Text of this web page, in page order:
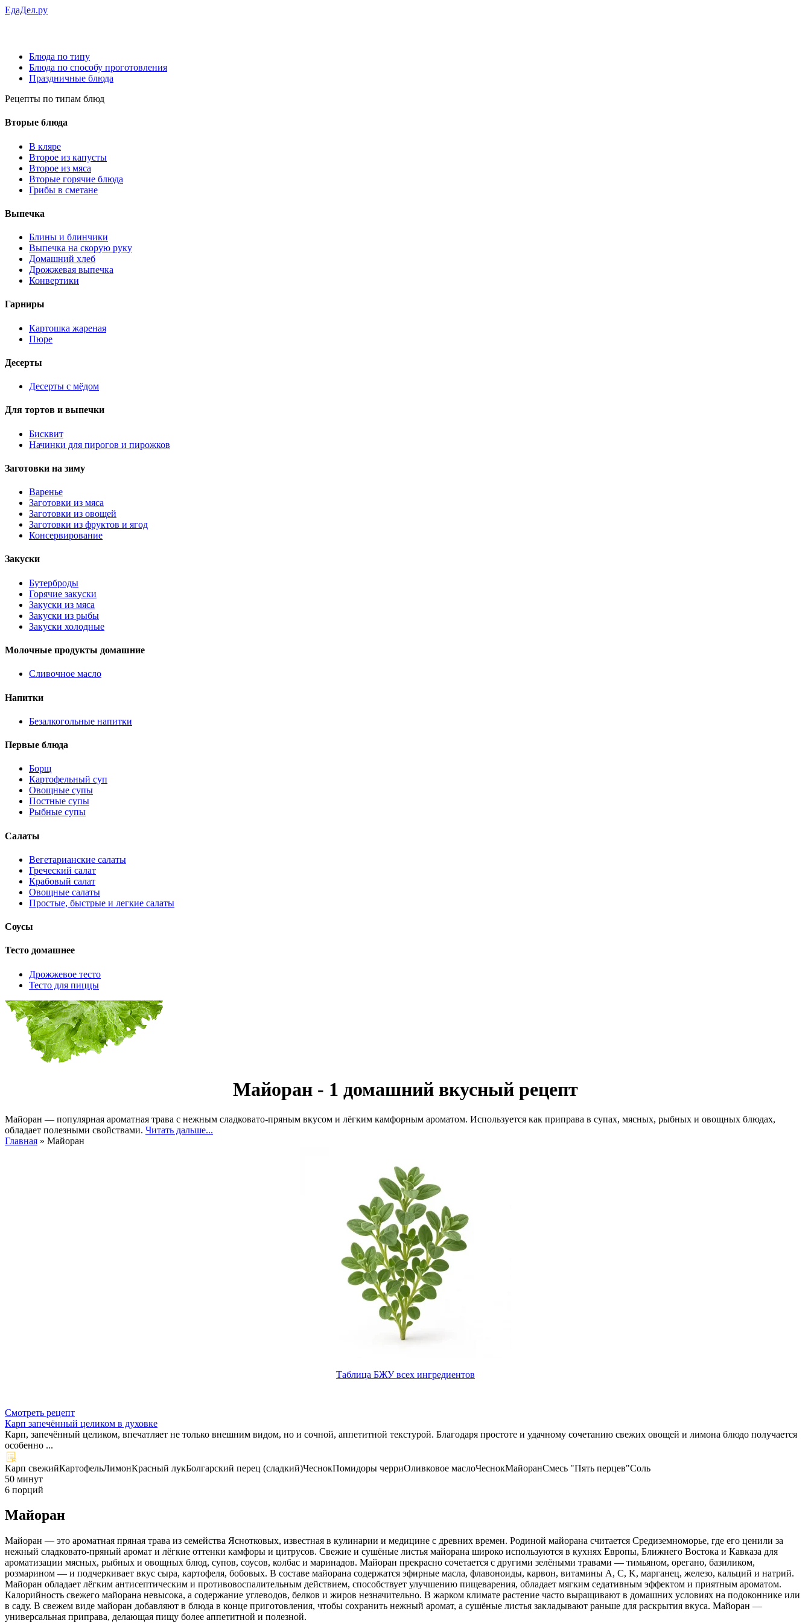
ЕдаДел.ру
Блюда по типу
Блюда по способу проготовления
Праздничные блюда
Рецепты по типам блюд
Вторые блюда
В кляре
Второе из капусты
Второе из мяса
Вторые горячие блюда
Грибы в сметане
Выпечка
Блины и блинчики
Выпечка на скорую руку
Домашний хлеб
Дрожжевая выпечка
Конвертики
Гарниры
Картошка жареная
Пюре
Десерты
Десерты с мёдом
Для тортов и выпечки
Бисквит
Начинки для пирогов и пирожков
Заготовки на зиму
Варенье
Заготовки из мяса
Заготовки из овощей
Заготовки из фруктов и ягод
Консервирование
Закуски
Бутерброды
Горячие закуски
Закуски из мяса
Закуски из рыбы
Закуски холодные
Молочные продукты домашние
Сливочное масло
Напитки
Безалкогольные напитки
Первые блюда
Борщ
Картофельный суп
Овощные супы
Постные супы
Рыбные супы
Салаты
Вегетарианские салаты
Греческий салат
Крабовый салат
Овощные салаты
Простые, быстрые и легкие салаты
Соусы
Тесто домашнее
Дрожжевое тесто
Тесто для пиццы
Майоран - 1 домашний вкусный рецепт
Майоран — популярная ароматная трава с нежным сладковато-пряным вкусом и лёгким камфорным ароматом. Используется как приправа в супах, мясных, рыбных и овощных блюдах,
обладает полезными свойствами. Читать дальше...
Главная » Майоран
Таблица БЖУ всех ингредиентов
Смотреть рецепт
Карп запечённый целиком в духовке
Карп, запечённый целиком, впечатляет не только внешним видом, но и сочной, аппетитной текстурой. Благодаря простоте и удачному сочетанию свежих овощей и лимона блюдо получается
особенно ...
Карп свежийКартофельЛимонКрасный лукБолгарский перец (сладкий)ЧеснокПомидоры черриОливковое маслоЧеснокМайоранСмесь "Пять перцев"Соль
50 минут
6 порций
Майоран
Майоран — это ароматная пряная трава из семейства Яснотковых, известная в кулинарии и медицине с древних времен. Родиной майорана считается Средиземноморье, где его ценили за
нежный сладковато-пряный аромат и лёгкие оттенки камфоры и цитрусов. Свежие и сушёные листья майорана широко используются в кухнях Европы, Ближнего Востока и Кавказа для
ароматизации мясных, рыбных и овощных блюд, супов, соусов, колбас и маринадов. Майоран прекрасно сочетается с другими зелёными травами — тимьяном, орегано, базиликом,
розмарином — и подчеркивает вкус сыра, картофеля, бобовых. В составе майорана содержатся эфирные масла, флавоноиды, карвон, витамины A, C, K, марганец, железо, кальций и натрий.
Майоран обладает лёгким антисептическим и противовоспалительным действием, способствует улучшению пищеварения, обладает мягким седативным эффектом и приятным ароматом.
Калорийность свежего майорана невысока, а содержание углеводов, белков и жиров незначительно. В жарком климате растение часто выращивают в домашних условиях на подоконнике или
в саду. В свежем виде майоран добавляют в блюда в конце приготовления, чтобы сохранить нежный аромат, а сушёные листья закладывают раньше для раскрытия вкуса. Майоран —
универсальная приправа, делающая пищу более аппетитной и полезной.